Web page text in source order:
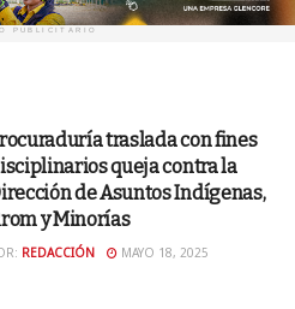
PUBLICITARIO
traslada con fines
queja contra la
de Asuntos Indígenas,
y Minorías
REDACCIÓN MAYO 18, 2025